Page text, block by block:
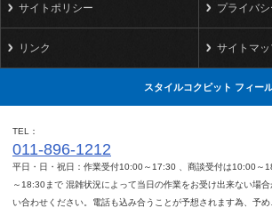
サイトポリシー プライバ
リンク サイトマ
スタイルコクピット フィー
TEL
011-896-1212
平日・日・祝日：作業受付10:00～17:30 、商談受付は10:00～
～18:30まで 混雑状況によって当日の作業をお受け出来ない場
い合わせください。電話も込み合うことが予想されます為、予め